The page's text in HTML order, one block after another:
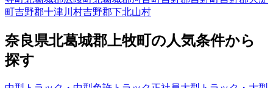
町吉野郡十津川村吉野郡下北山村
奈良県北葛城郡上牧町の人気条件から
探す